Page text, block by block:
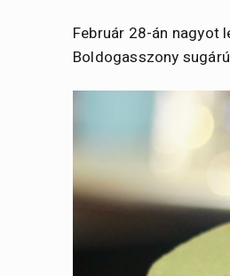
Február 28-án nagyot
Boldogasszony